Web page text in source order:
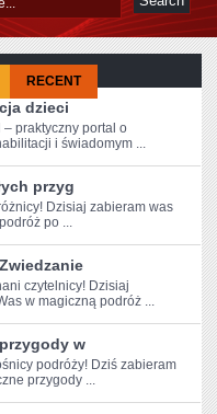
RECENT
dzieci
– praktyczny portal o
i świadomym ...
przyg
Dzisiaj zabieram was
⁢po ...
czytelnicy! ⁤Dzisiaj
w⁣ magiczną podróż ...
w
podróży! Dziś zabieram
przygody ...